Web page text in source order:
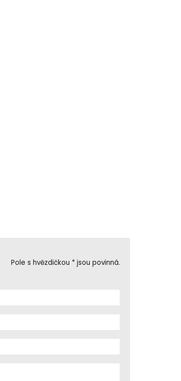
Pole s hvězdičkou * jsou povinná.